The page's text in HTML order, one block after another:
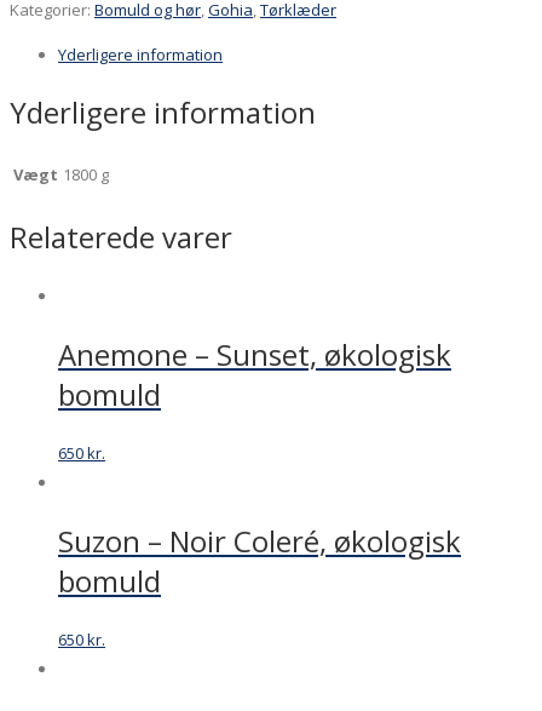
med
bomuld
hør
Kategorier: Bomuld og hør Gohia Tørklæder
Yderligere information
Yderligere information
Vægt 1800 g
Relaterede varer
Anemone – Sunset, økologisk
bomuld
650kr.
Suzon – Noir Coleré, økologisk
bomuld
650kr.